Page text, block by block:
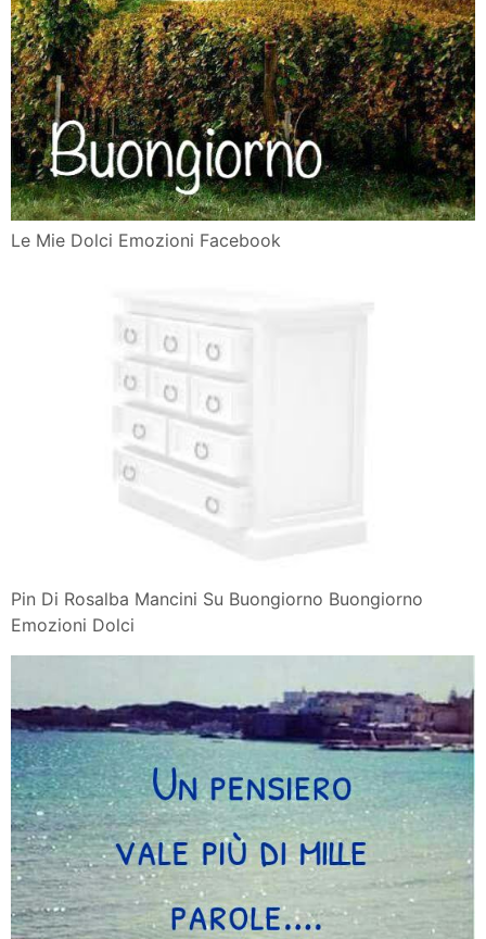
Le Mie Dolci Emozioni Facebook
Pin Di Rosalba Mancini Su Buongiorno Buongiorno
Emozioni Dolci